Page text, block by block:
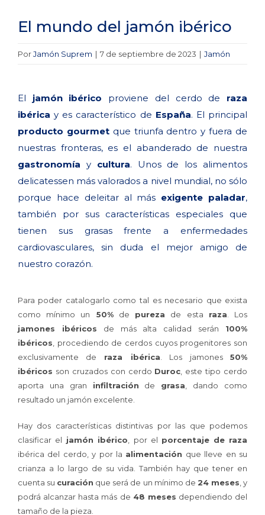
El mundo del jamón ibérico
PorJamón Suprem | 7 de septiembre de 2023 | Jamón
El jamón ibérico proviene del cerdo de raza
ibérica y es característico de España. El principal
producto gourmetque triunfa dentro y fuera de
nuestras fronteras, es el abanderado de nuestra
gastronomía y cultura. Unos de los alimentos
delicatessen más valorados a nivel mundial, no sólo
porque hace deleitar al más exigente paladar,
también por sus características especiales que
tienen sus grasas frente a enfermedades
cardiovasculares, sin duda el mejor amigo de
nuestro corazón.
Para poder catalogarlo como tal es necesario que exista
como mínimo un 50%de pureza de esta raza . Los
jamones ibéricos de más alta calidad serán 100%
ibéricos , procediendo de cerdos cuyos progenitores son
exclusivamente de raza ibérica . Los jamones50%
ibéricos son cruzados con cerdo Duroc , este tipo cerdo
aporta una gran infiltración de grasa , dando como
resultado un jamón excelente.
Hay dos características distintivas por las que podemos
clasificar el jamón ibérico , por el porcentaje de raza
ibérica del cerdo, y por la alimentación que lleve en su
crianza a lo largo de su vida. También hay que tener en
cuenta su curación que será de un mínimo de 24 meses , y
podrá alcanzar hasta más de 48 meses dependiendo del
tamaño de la pieza.